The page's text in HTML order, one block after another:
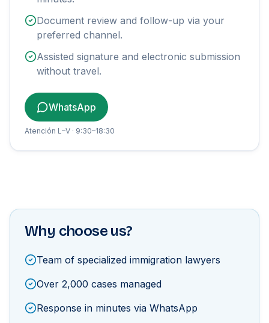
Document review and follow-up via your
preferred channel.
Assisted signature and electronic submission
without travel.
WhatsApp
Atención L–V · 9:30–18:30
Why choose us?
Team of specialized immigration lawyers
Over 2,000 cases managed
Response in minutes via WhatsApp